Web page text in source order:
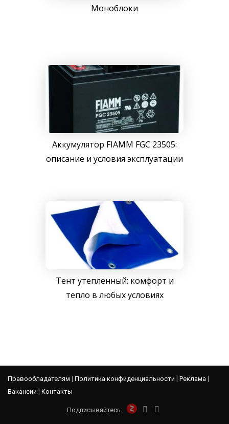
Моноблоки
Аккумулятор FIAMM FGC 23505:
описание и условия эксплуатации
Тент утепленный: комфорт и
тепло в любых условиях
Правообладателям | Политика конфиденциальности | Реклама |
Вакансии | Контакты
Подписывайтесь: